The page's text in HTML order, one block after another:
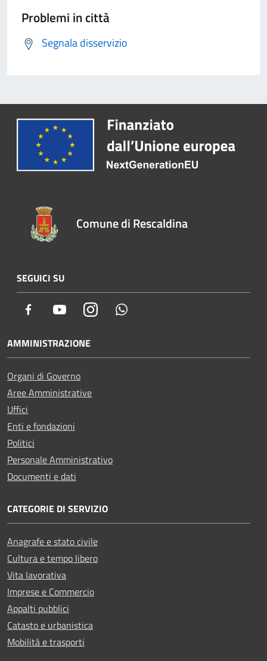
Problemi in città
Segnala disservizio
Comune di Rescaldina
SEGUICI SU
Facebook YoutubeInstagram
AMMINISTRAZIONE
Organi di Governo
Aree Amministrative
Uffici
Enti e fondazioni
Politici
Personale Amministrativo
Documenti e dati
CATEGORIE DI SERVIZIO
Anagrafe e stato civile
Cultura e tempo libero
Vita lavorativa
Imprese e Commercio
Appalti pubblici
Catasto e urbanistica
Mobilità e trasporti